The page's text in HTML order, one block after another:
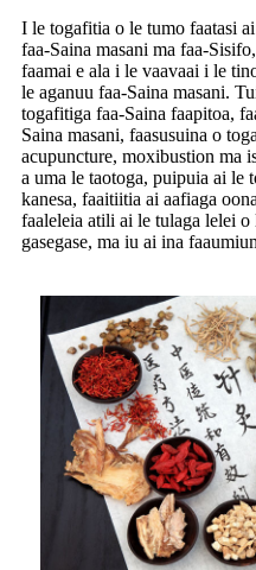
I le togafitia o le tumo faatasi
faa-Saina masani ma faa-
faamai e ala i le vaavaai i le
le aganuu faa-Saina masani.
togafitiga faa-Saina faapitoa,
Saina masani, faasusuina o
acupuncture, moxibustion ma
a uma le taotoga, puipuia ai le
kanesa, faaitiitia ai aafiaga
faaleleia atili ai le tulaga lelei
gasegase, ma iu ai ina